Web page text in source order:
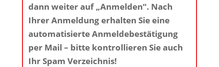
dann weiter auf „Anmelden“. Nach
Ihrer Anmeldung erhalten Sie eine
automatisierte Anmeldebestätigung
per Mail – bitte kontrollieren Sie auch
Ihr Spam Verzeichnis!